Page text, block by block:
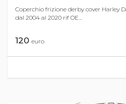
Coperchio frizione derby cover Harley
dal 2004 al 2020 rif OE...
120 euro